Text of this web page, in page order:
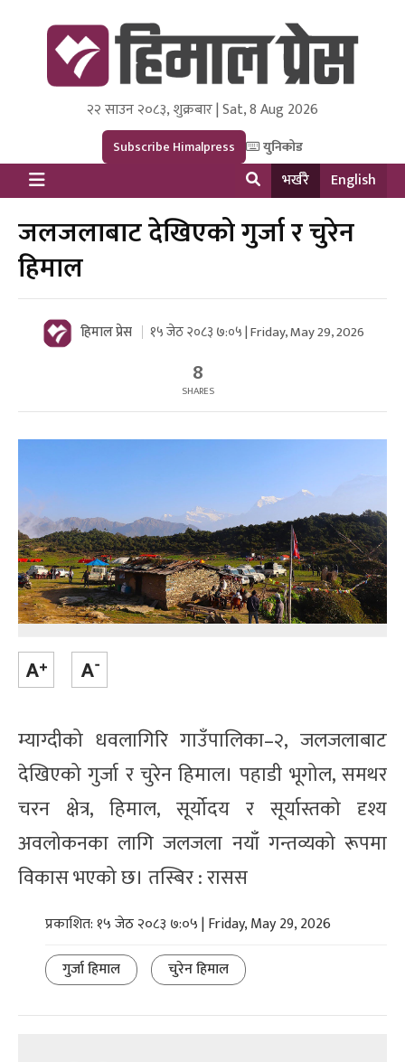
Himal Press
Dot NewsyNepal Media and Research Pvt Ltd.
२२ साउन २०८३, शुक्रबार | Sat, 8 Aug 2026
Subscribe Himalpress युनिकोड
भर्खरै English
जलजलाबाट देखिएको गुर्जा र चुरेन
हिमाल
हिमाल प्रेस १५ जेठ २०८३ ७:०५ | Friday, May 29, 2026
8
SHARES
म्याग्दीको धवलागिरि गाउँपालिका–२, जलजलाबाट
देखिएको गुर्जा र चुरेन हिमाल। पहाडी भूगोल, समथर
चरन क्षेत्र, हिमाल, सूर्योदय र सूर्यास्तको दृश्य
अवलोकनका लागि जलजला नयाँ गन्तव्यको रूपमा
विकास भएको छ। तस्बिर : रासस
प्रकाशित: १५ जेठ २०८३ ७:०५ | Friday, May 29, 2026
गुर्जा हिमाल
चुरेन हिमाल